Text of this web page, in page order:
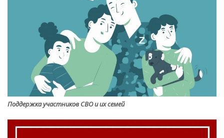
Поддержка участников СВО и их семей